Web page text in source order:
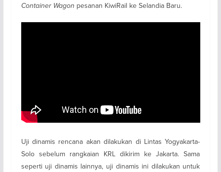
Container Wagon pesanan KiwiRail ke Selandia Baru.
Uji dinamis rencana akan dilakukan di Lintas Yogyakarta-
Solo sebelum rangkaian KRL dikirim ke Jakarta. Sama
seperti uji dinamis lainnya, uji dinamis ini dilakukan untuk